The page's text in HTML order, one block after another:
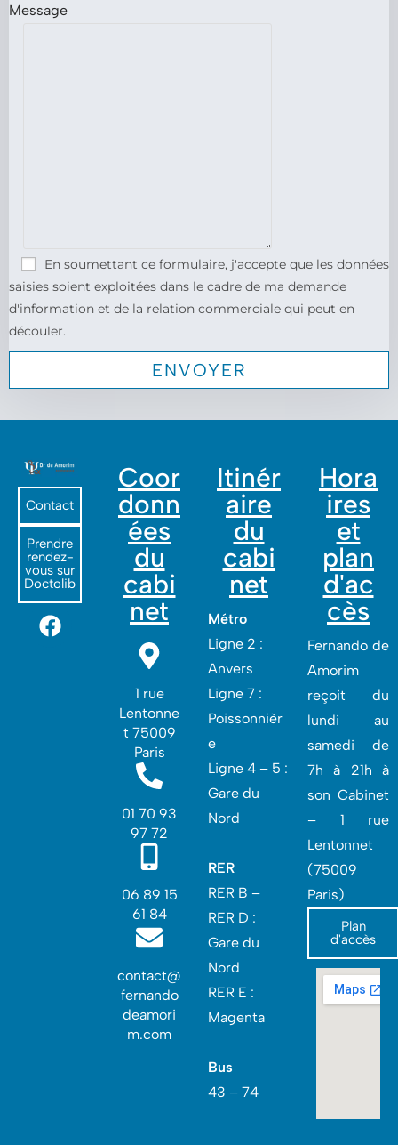
Message
En soumettant ce formulaire, j'accepte que les données
saisies soient exploitées dans le cadre de ma demande
d'information et de la relation commerciale qui peut en
découler.
Contact
Prendre
rendez-
vous sur
Doctolib
Coor
donn
ées
du
cabi
net
1 rue
Lentonne
t 75009
Paris
01 70 93
97 72
06 89 15
61 84
contact@
fernando
deamori
m.com
Itinér
aire
du
cabi
net
Métro
Ligne 2 :
Anvers
Ligne 7 :
Poissonnièr
e
Ligne 4 – 5 :
Gare du
Nord
RER
RER B –
RER D :
Gare du
Nord‎
RER E :
Magenta
Bus
43 – 74
Hora
ires
et
plan
d'ac
cès
Fernando de
Amorim
reçoit du
lundi au
samedi de
7h à 21h à
son Cabinet
– 1 rue
Lentonnet
(75009
Paris)
Plan
d'accès